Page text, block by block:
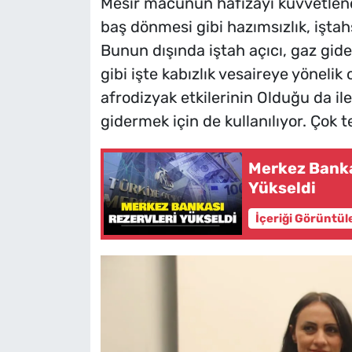
baş dönmesi gibi hazımsızlık,
Bunun dışında iştah açıcı, gaz
gibi işte kabızlık vesaireye
afrodizyak etkilerinin Olduğu da
gidermek için de kullanılıyor.
Merkez
Yükseldi
İçeriği